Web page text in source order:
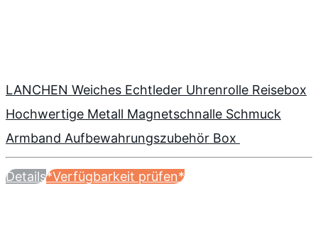
LANCHEN Weiches Echtleder Uhrenrolle Reisebox
Hochwertige Metall Magnetschnalle Schmuck
Armband Aufbewahrungszubehör Box
Details*Verfügbarkeit prüfen*